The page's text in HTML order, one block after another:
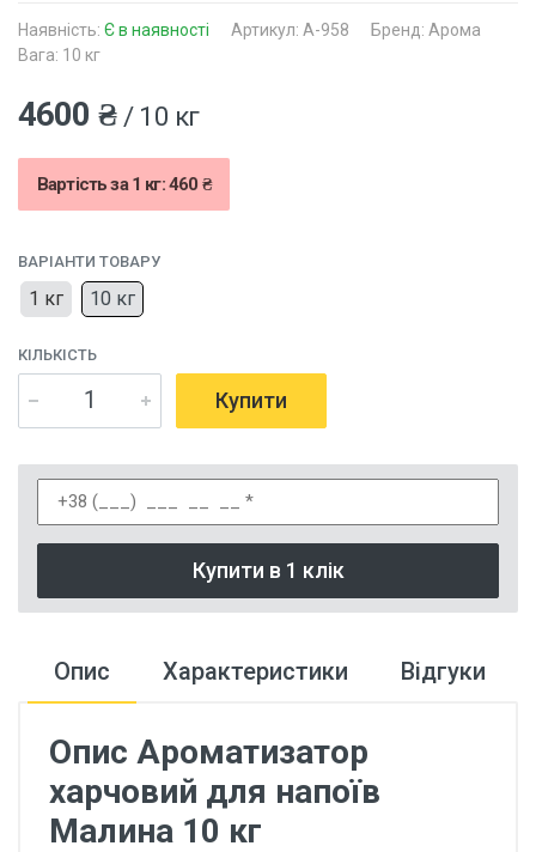
Наявність: Є в наявності Артикул: A-958
Бренд: Арома
Вага: 10 кг
4600 ₴ / 10 кг
Вартість за 1 кг: 460 ₴
ВАРІАНТИ ТОВАРУ
1 кг 10 кг
КІЛЬКІСТЬ
Купити
Купити в 1 клік
Опис Характеристики Відгуки
Опис Ароматизатор
харчовий для напоїв
Малина 10 кг